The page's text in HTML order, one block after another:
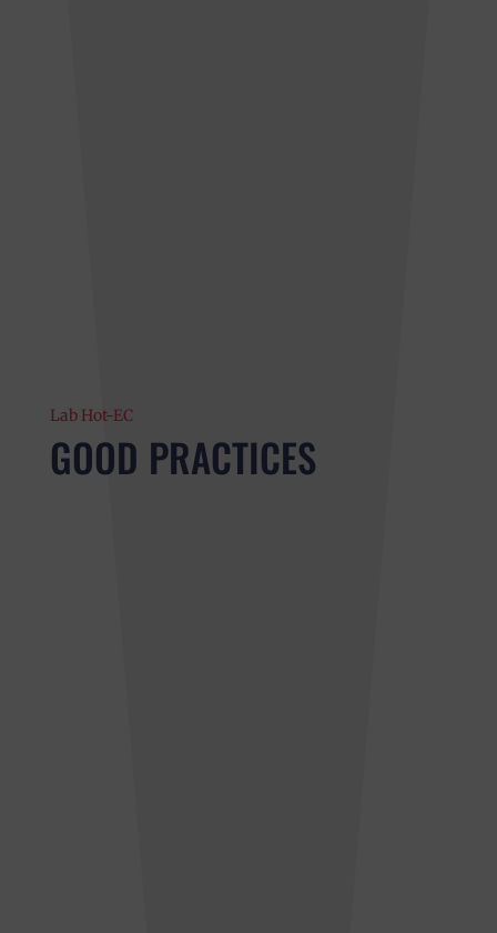
Lab Hot-EC
GOOD PRACTICES